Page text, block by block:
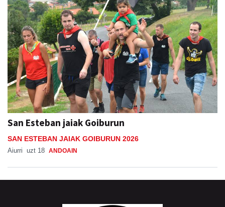
San Esteban jaiak Goiburun
SAN ESTEBAN JAIAK GOIBURUN 2026
Aiurri uzt 18 ANDOAIN